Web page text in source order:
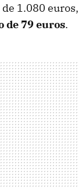
1.080
de 79 euros.